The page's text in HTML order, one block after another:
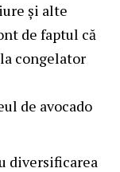
și alte
de faptul că
congelator
de avocado
diversificarea